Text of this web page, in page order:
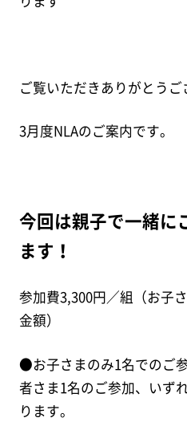
ご覧いただきありがとうご
3月度NLAのご案内です。
今回は親子で一緒に
ます！
参加費3,300円／組（お子
金額）
●お子さまのみ1名でのご
者さま1名のご参加、いず
ります。